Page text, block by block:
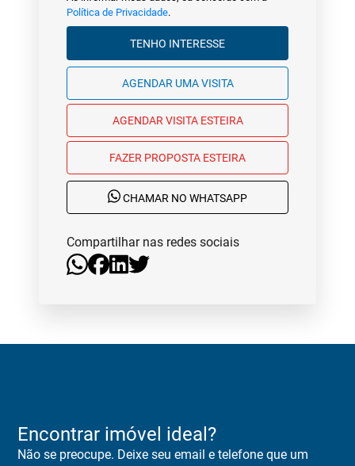
Política de Privacidade.
TENHO INTERESSE
AGENDAR UMA VISITA
AGENDAR VISITA ESTEIRA
FAZER PROPOSTA ESTEIRA
CHAMAR NO WHATSAPP
Compartilhar nas redes sociais
Encontrar imóvel ideal?
Não se preocupe. Deixe seu email e telefone que um